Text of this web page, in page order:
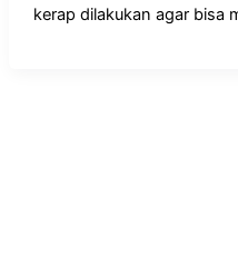
kerap dilakukan agar bisa